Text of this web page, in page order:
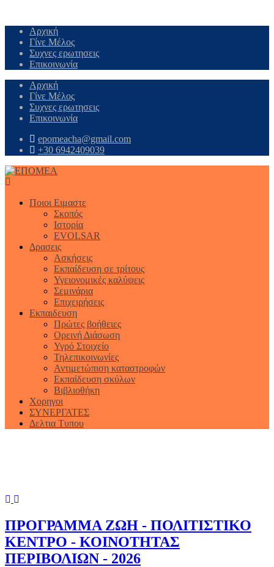
Αρχική
Γίνε Μέλος
Συχνες ερωτησεις
Επικοινωνία
Αρχική
Γίνε Μέλος
Συχνες ερωτησεις
Επικοινωνία
epomeacha@gmail.com
+30 6942409039
Ποιοι Ειμαστε
Σκοπός
Ιστορία
EVOLSAR
Δρασεις
Ασκήσεις
Εκπαίδευση σε τρίτους
Υγειονομικές καλύψεις
Σεμινάρια
Επιχειρήσεις
Εκπαιδευση
Πρώτες βοήθειες
Ορεινή Διάσωση
Υγρό Στοιχείο
Τηλεπικοινωνίες
Αντιμετώπιση καταστροφών
Εκπαίδευση σκύλων
Βιβλιοθήκη
Χορηγοι
ΣΥΝΕΡΓΑΤΕΣ
Δελτια Τυπου
Previous
ΠΡΟΓΡΑΜΜΑ ΖΩΗ - ΠΟΛΙΤΙΣΤΙΚΟ
ΚΕΝΤΡΟ - ΚΟΙΝΟΤΗΤΑΣ
ΠΕΡΙΒΟΛΙΩΝ - 2026